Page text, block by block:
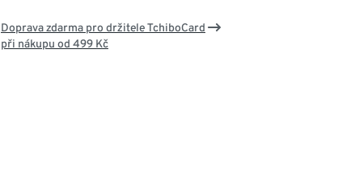
Doprava zdarma pro držitele TchiboCard
při nákupu od 499 Kč